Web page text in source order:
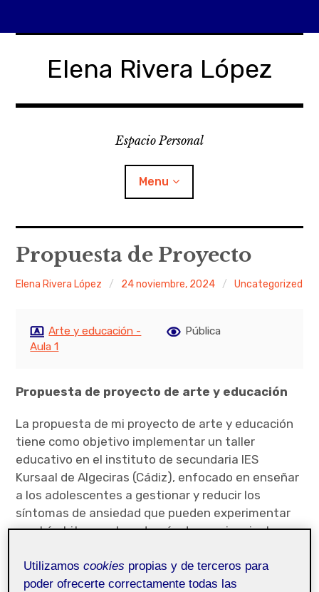
Elena Rivera López
Espacio Personal
Menu
¿Qué es Folio?
Propuesta de Proyecto
Elena Rivera López 24 noviembre, 2024 Uncategorized
Arte y educación -
Aula 1
Pública
Propuesta de proyecto de arte y educación
La propuesta de mi proyecto de arte y educación
tiene como objetivo implementar un taller
educativo en el instituto de secundaria IES
Kursaal de Algeciras (Cádiz), enfocado en enseñar
a los adolescentes a gestionar y reducir los
síntomas de ansiedad que pueden experimentar
en el ámbito escolar además de concienciar la
salud mental. Según Pilar Díez del Corral, “la
educación artística contribuye a la expresión de la
Utilizamoscookies propias y de terceros para
poder ofrecerte correctamente todas las